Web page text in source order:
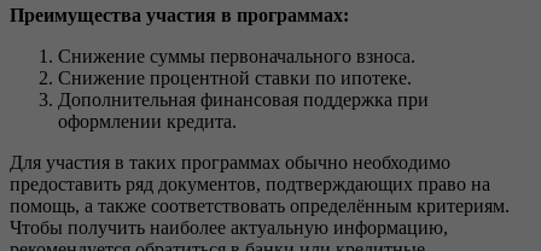
Преимущества участия в программах:
Снижение суммы первоначального взноса.
Снижение процентной ставки по ипотеке.
Дополнительная финансовая поддержка при
оформлении кредита.
Для участия в таких программах обычно необходимо
предоставить ряд документов, подтверждающих право на
помощь, а также соответствовать определённым критериям.
Чтобы получить наиболее актуальную информацию,